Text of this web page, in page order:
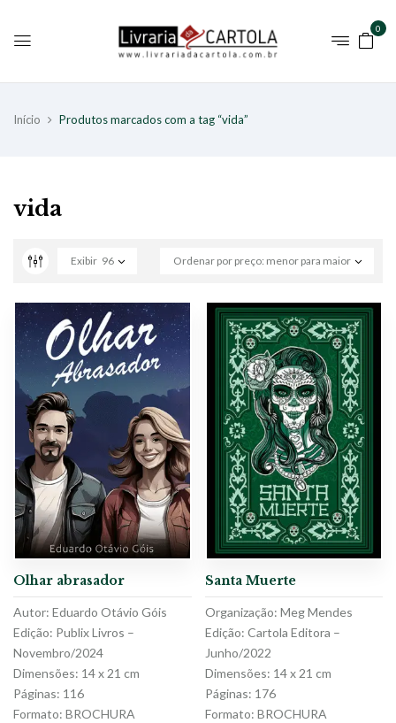
0
Início Produtos marcados com a tag “vida”
vida
Ordenar por preço: menor para maior
Exibir 96
Olhar abrasador
Autor: Eduardo Otávio Góis
Edição: Publix Livros –
Novembro/2024
Dimensões: 14 x 21 cm
Páginas: 116
Formato: BROCHURA
Santa Muerte
Organização: Meg Mendes
Edição: Cartola Editora –
Junho/2022
Dimensões: 14 x 21 cm
Páginas: 176
Formato: BROCHURA